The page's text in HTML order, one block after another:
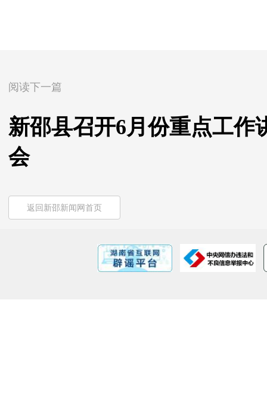
阅读下一篇
新邵县召开6月份重点工作
会
返回新邵新闻网首页